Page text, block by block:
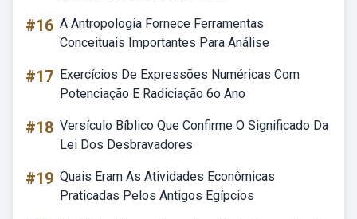
#16 A Antropologia Fornece Ferramentas
Conceituais Importantes Para Análise
#17 Exercícios De Expressões Numéricas Com
Potenciação E Radiciação 6o Ano
#18 Versículo Bíblico Que Confirme O Significado Da
Lei Dos Desbravadores
#19 Quais Eram As Atividades Econômicas
Praticadas Pelos Antigos Egípcios